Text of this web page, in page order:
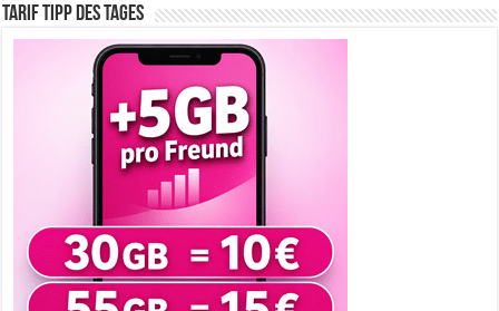
Tarif Tipp des Tages